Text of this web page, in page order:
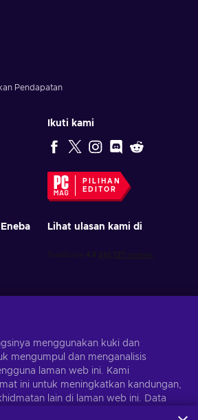
Pendapatan
Ikuti kami
PILIHAN
EDITOR
Lihat ulasan kami di
yang diperibadikan
Langgan
pada bila-bila masa.Lawati notis
menggunakan kuki dan
mengumpul dan menganalisis
laman web ini. Kami
ini untuk meningkatkan kandungan,
lain di laman web ini. Data